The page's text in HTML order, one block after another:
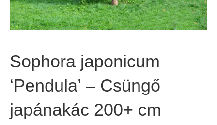
Sophora japonicum
‘Pendula’ – Csüngő
japánakác 200+ cm